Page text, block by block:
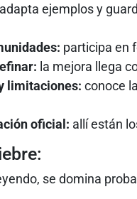
adapta ejemplos y
participa en
la mejora llega
limitaciones: conoce
oficial: allí están
se domina